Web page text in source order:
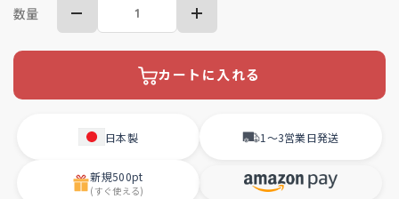
数量
カートに入れる
日本製 1〜3営業日発送
新規500pt
(すぐ使える)